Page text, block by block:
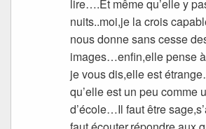
lire….Et même qu’elle y
nuits..moi,je la crois
nous donne sans cesse
images…enfin,elle pense
je vous dis,elle est
qu’elle est un peu comme
d’école…Il faut être